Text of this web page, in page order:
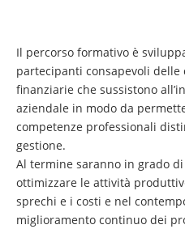
Il percorso formativo è
partecipanti consapevoli delle
finanziarie che sussistono
aziendale in modo da
competenze professionali
gestione.
Al termine saranno in grado
ottimizzare le attività
sprechi e i costi e nel
miglioramento continuo dei